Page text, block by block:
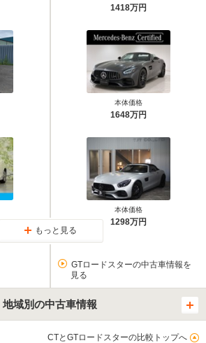
1418万円
本体価格
1648万円
本体価格
1298万円
もっと見る
GTロードスターの中古車情報を
見る
地域別の中古車情報
CTとGTロードスターの比較トップへ